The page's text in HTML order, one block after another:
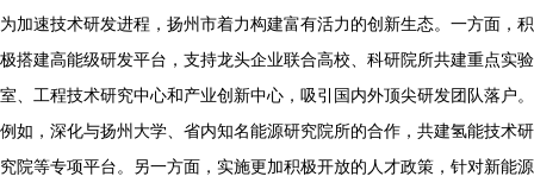
为加速技术研发进程，扬州市着力构建富有活力的创新生态。一方面，积
极搭建高能级研发平台，支持龙头企业联合高校、科研院所共建重点实验
室、工程技术研究中心和产业创新中心，吸引国内外顶尖研发团队落户。
例如，深化与扬州大学、省内知名能源研究院所的合作，共建氢能技术研
究院等专项平台。另一方面，实施更加积极开放的人才政策，针对新能源